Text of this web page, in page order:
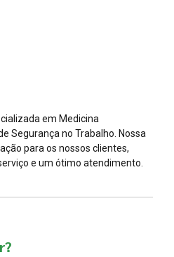
em Medicina
Segurança no Trabalho. Nossa
para os nossos clientes,
e um ótimo atendimento.